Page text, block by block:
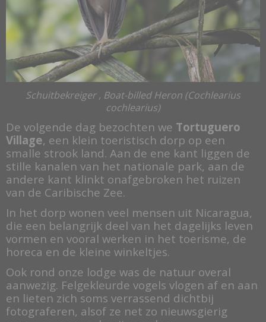
Schuitbekreiger , Boat-billed Heron (Cochlearius
cochlearius)
De volgende dag bezochten we Tortuguero
Village, een klein toeristisch dorp op een
smalle strook land. Aan de ene kant liggen de
stille kanalen van het nationale park, aan de
andere kant klinkt onafgebroken het ruizen
van de Caribische Zee.
In het dorp wonen veel mensen uit Nicaragua,
die een belangrijk deel van het dagelijks leven
vormen en vooral werken in het toerisme, de
horeca en de kleine winkeltjes.
Ook rond onze lodge was de natuur overal
aanwezig. Felgekleurde vogels vlogen af en aan
en lieten zich soms verrassend dichtbij
fotograferen, alsof ze net zo nieuwsgierig